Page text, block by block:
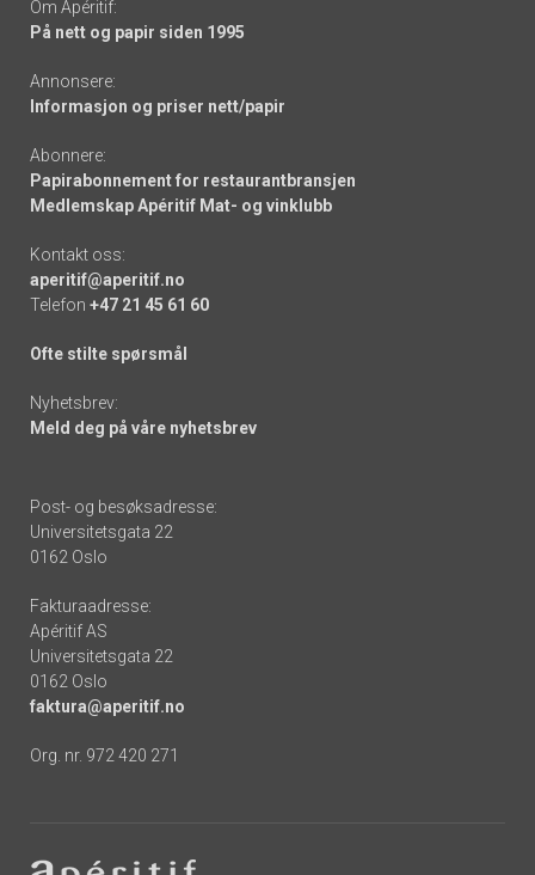
Om Apéritif:
På nett og papir siden 1995
Annonsere:
Informasjon og priser nett/papir
Abonnere:
Papirabonnement for restaurantbransjen
Medlemskap Apéritif Mat- og vinklubb
Kontakt oss:
aperitif@aperitif.no
Telefon +47 21 45 61 60
Ofte stilte spørsmål
Nyhetsbrev:
Meld deg på våre nyhetsbrev
Post- og besøksadresse:
Universitetsgata 22
0162 Oslo
Fakturaadresse:
Apéritif AS
Universitetsgata 22
0162 Oslo
faktura@aperitif.no
Org. nr. 972 420 271